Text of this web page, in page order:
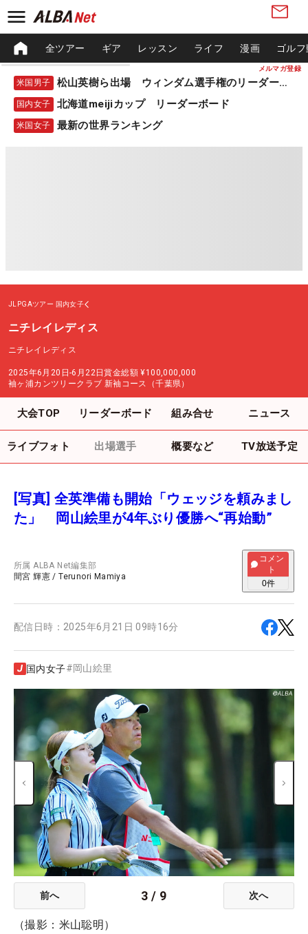
メルマガ登録
全ツアー ギア レッスン ライフ 漫画 ゴル
米国男子 松山英樹ら出場 ウィンダム選手権のリーダーボード
国内女子 北海道meijiカップ リーダーボード
米国女子 最新の世界ランキング
JLPGAツアー 国内女子
ニチレイレディス
ニチレイレディス
2025年6月20日-6月22日賞金総額 ¥100,000,000
袖ヶ浦カンツリークラブ 新袖コース（千葉県）
大会TOP リーダーボード 組み合せ ニュース
ライブフォト 出場選手 概要など TV放送予定
[写真] 全英準備も開始「ウェッジを頼みまし
た」 岡山絵里が4年ぶり優勝へ“再始動”
所属ALBA Net編集部
間宮 輝憲 /Terunori Mamiya
コメン
ト
0件
配信日時： 2025年6月21日 09時16分
国内女子#岡山絵里
前へ 3 / 9 次へ
（撮影：米山聡明）